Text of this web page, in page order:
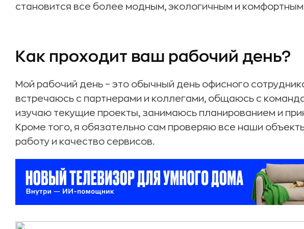
становится все более модным, экологичным и
Как проходит ваш рабочий день?
Мой рабочий день – это обычный день офисного
встречаюсь с партнерами и коллегами, общаюсь с
изучаю текущие проекты, занимаюсь планированием и
Кроме того, я обязательно сам проверяю все наши
работу и качество сервисов.